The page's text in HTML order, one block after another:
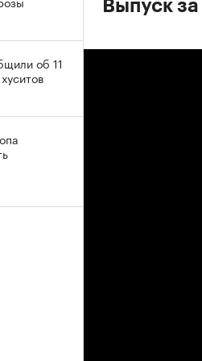
Выпуск
об 11